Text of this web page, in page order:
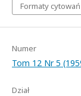
Formaty cytowań
Numer
Tom 12 Nr 5
Dział